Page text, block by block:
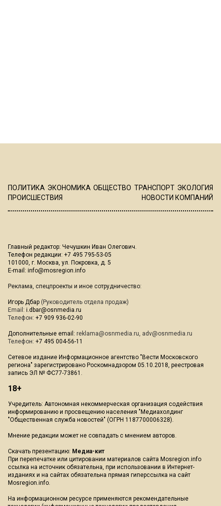
ПОЛИТИКА ЭКОНОМИКА ОБЩЕСТВО ТРАНСПОРТ ЭКОЛОГИЯ
ПРОИСШЕСТВИЯ
НОВОСТИ КОМПАНИЙ
Главный редактор: Чечушкин Иван Олегович.
Телефон редакции: +7 495 795-53-05
101000, г. Москва, ул. Покровка, д. 5
E-mail: info@mosregion.info
Реклама, спецпроекты и иное сотрудничество:
Игорь Дбар (Руководитель отдела продаж)
Email: i.dbar@osnmedia.ru
Телефон: +7 909 936-02-90
Дополнительные email: reklama@osnmedia.ru, adv@osnmedia.ru
Телефон: +7 495 004-56-11
Сетевое издание Информационное агентство "Вести Московского
региона" зарегистрировано Роскомнадзором 05.10.2018, реестровая
запись ЭЛ № ФС77-73861.
18+
Учредитель: Автономная некоммерческая организация содействия
информированию и просвещению населения "Медиахолдинг
"Общественная служба новостей" (ОГРН 1187700006328).
Мнение редакции может не совпадать с мнением авторов.
Скачать презентацию: Медиа-кит
При перепечатке или цитировании материалов сайта Mosregion.info
ссылка на источник обязательна, при использовании в Интернет-
изданиях и на сайтах обязательна прямая гиперссылка на сайт
Mosregion.info.
На информационном ресурсе применяются рекомендательные